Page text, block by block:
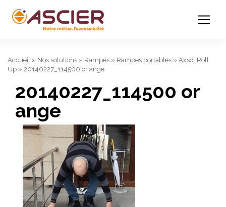
Accueil » Nos solutions » Rampes » Rampes portables » Axsol Roll
Up » 20140227_114500 or ange
20140227_114500 or
ange